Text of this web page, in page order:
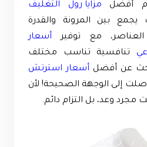
أفضل مزايا رول التغليف
يجمع بين المرونة والقدرة
مع توفير أسعار
تنافسية تناسب مختلف
عن أفضل أسعار استرتش
إلى الوجهة الصحيحة! لأن
وعد، بل التزام دائم.